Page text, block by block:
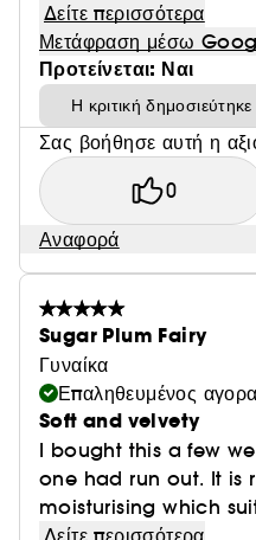
Ανόρθωση: +27% (2)
Επαναπροσδιορισμός
Σύμφωνα με το 90% των
επιδερμίδας τους έχει
Μετά από 8 εβδομάδες
Ανόρθωση: +47% (2)
Επαναπροσδιορισμός
Σύμφωνα με το 98% των
επιδερμίδας τους έχει
Δείτε περισσότερα
Μετάφραση μέσω
Προτείνεται: Ναι
Η κριτική
Σας βοήθησε αυτή η
0
Αναφορά
Sugar Plum Fairy
Γυναίκα
Επαληθευμένος
Soft and velvety
I bought this a few
one had run out. It is
moisturising which
Δείτε περισσότερα